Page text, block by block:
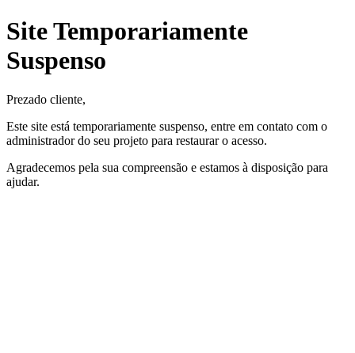
Site Temporariamente
Suspenso
Prezado cliente,
Este site está temporariamente suspenso, entre em contato com o
administrador do seu projeto para restaurar o acesso.
Agradecemos pela sua compreensão e estamos à disposição para
ajudar.